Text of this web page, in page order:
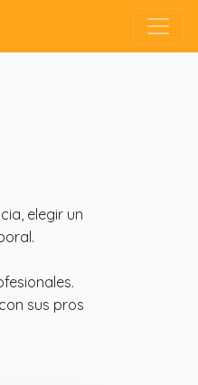
elegir un
sus pros